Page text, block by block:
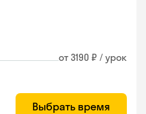
от 3190 ₽ / урок
Выбрать время